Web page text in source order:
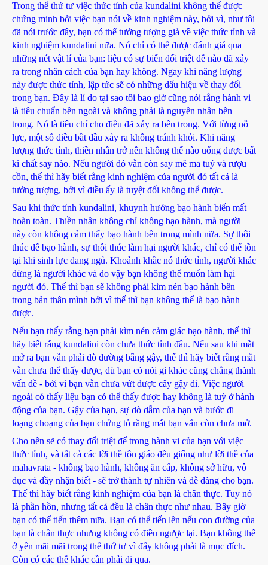
Trong thể thứ tư việc thức tỉnh của kundalini không thể được
chứng minh bởi việc bạn nói về kinh nghiệm này, bởi vì, như tôi
đã nói trước đây, bạn có thể tưởng tượng giả về việc thức tỉnh và
kinh nghiệm kundalini nữa. Nó chỉ có thể được đánh giá qua
những nét vật lí của bạn: liệu có sự biến đổi triệt để nào đã xảy
ra trong nhân cách của bạn hay không. Ngay khi năng lượng
này được thức tỉnh, lập tức sẽ có những dấu hiệu về thay đổi
trong bạn. Đây là lí do tại sao tôi bao giờ cũng nói rằng hành vi
là tiêu chuẩn bên ngoài và không phải là nguyên nhân bên
trong. Nó là tiêu chí cho điều đã xảy ra bên trong. Với từng nỗ
lực, một số điều bắt đầu xảy ra không tránh khỏi. Khi năng
lượng thức tỉnh, thiền nhân trở nên không thể nào uống được bất
kì chất say nào. Nếu người đó vẫn còn say mê ma tuý và rượu
cồn, thế thì hãy biết rằng kinh nghiệm của người đó tất cả là
tưởng tượng, bởi vì điều ấy là tuyệt đối không thể được.
Sau khi thức tỉnh kundalini, khuynh hướng bạo hành biến mất
hoàn toàn. Thiền nhân không chỉ không bạo hành, mà người
này còn không cảm thấy bạo hành bên trong mình nữa. Sự thôi
thúc để bạo hành, sự thôi thúc làm hại người khác, chỉ có thể tồn
tại khi sinh lực đang ngủ. Khoảnh khắc nó thức tỉnh, người khác
dừng là người khác và do vậy bạn không thể muốn làm hại
người đó. Thế thì bạn sẽ không phải kìm nén bạo hành bên
trong bản thân mình bởi vì thế thì bạn không thể là bạo hành
được.
Nếu bạn thấy rằng bạn phải kìm nén cảm giác bạo hành, thế thì
hãy biết rằng kundalini còn chưa thức tỉnh đâu. Nếu sau khi mắt
mở ra bạn vẫn phải dò đường bằng gậy, thế thì hãy biết rằng mắt
vẫn chưa thể thấy được, dù bạn có nói gì khác cũng chẳng thành
vấn đề - bởi vì bạn vẫn chưa vứt được cây gậy đi. Việc người
ngoài có thấy liệu bạn có thể thấy được hay không là tuỳ ở hành
động của bạn. Gậy của bạn, sự dò dẫm của bạn và bước đi
loạng choạng của bạn chứng tỏ rằng mắt bạn vẫn còn chưa mở.
Cho nên sẽ có thay đổi triệt để trong hành vi của bạn với việc
thức tỉnh, và tất cả các lời thề tôn giáo đều giống như lời thề của
mahavrata - không bạo hành, không ăn cắp, không sở hữu, vô
dục và đầy nhận biết - sẽ trở thành tự nhiên và dễ dàng cho bạn.
Thế thì hãy biết rằng kinh nghiệm của bạn là chân thực. Tuy nó
là phần hồn, nhưng tất cả đều là chân thực như nhau. Bây giờ
bạn có thể tiến thêm nữa. Bạn có thể tiến lên nếu con đường của
bạn là chân thực nhưng không có điều ngược lại. Bạn không thể
ở yên mãi mãi trong thể thứ tư vì đấy không phải là mục đích.
Còn có các thể khác cần phải đi qua.